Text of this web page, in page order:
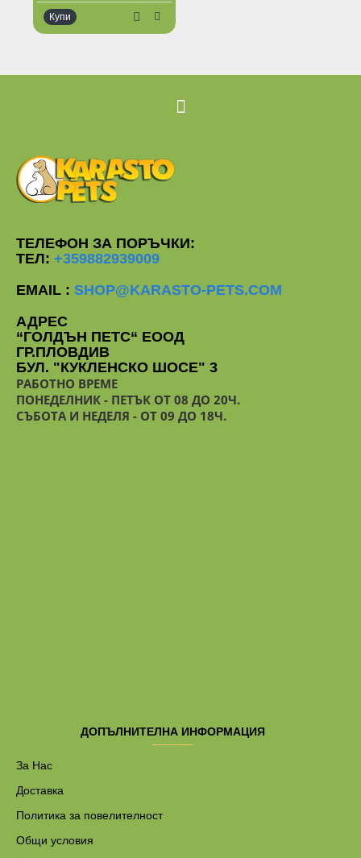
Купи
ТЕЛЕФОН ЗА ПОРЪЧКИ:
ТЕЛ: +359882939009
EMAIL : SHOP@KARASTO-PETS.COM
АДРЕС
“ГОЛДЪН ПЕТС“ ЕООД
ГР.ПЛОВДИВ
БУЛ. "КУКЛЕНСКО ШОСЕ" 3
РАБОТНО ВРЕМЕ
ПОНЕДЕЛНИК - ПЕТЪК ОТ 08 ДО 20Ч.
СЪБОТА И НЕДЕЛЯ - ОТ 09 ДО 18Ч.
ДОПЪЛНИТЕЛНА ИНФОРМАЦИЯ
За Нас
Доставка
Политика за повелителност
Общи условия